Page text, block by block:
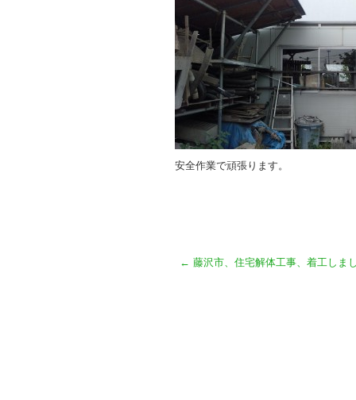
安全作業で頑張ります。
← 藤沢市、住宅解体工事、着工しま